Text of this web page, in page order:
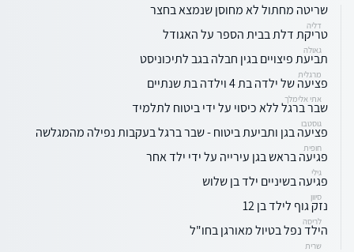
שריטה מחתול לא מחוסן שנמצא בחצר
דליה
טריקת דלת בבית הספר על האגודל
גאולה
תביעת פיצויים בגין חבלה בגב לתיכוניסט
מרגלית
פציעה של ילדה בת 4 וילדה בת שנתיים
אתי אלימלך
שבר ברגל ללא כיסוי על ידי ביטוח לתלמיד
גוסטבו
פציעה בגן ותביעת ביטוח - שבר ברגל בעקבות נפילה מהמגלשה
חופית
פגיעה בראש בגן עירייה על ידי ילד אחר
גילי
פגיעה בשיניים ילד בן שלוש
סיוון
נזק גוף לילד בן 12
לריסה
הילד נפל בטיול מאורגן בחו"ל
שרית